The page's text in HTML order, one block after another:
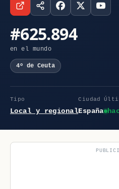
#625.894
en el mundo
4º de Ceuta
Tipo
Local y regional
Ciudad
España